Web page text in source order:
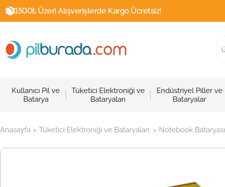
1500₺ Üzeri Alışverişlerde Kargo Ücretsiz!
Kullanıcı Pil ve
Batarya
Tüketici Elektroniği ve
Bataryaları
Endüstriyel Piller ve
Bataryalar
Anasayfa > Tüketici Elektroniği ve Bataryaları > Notebook Bataryası